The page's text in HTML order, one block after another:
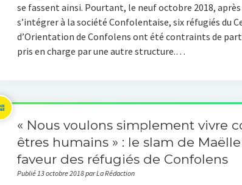
se fassent ainsi. Pourtant, le neuf octobre 2018,
s’intégrer à la société Confolentaise, six réfugiés du
d’Orientation de Confolens ont été contraints de
pris en charge par une autre structure.…
« Nous voulons simplement vivre
êtres humains » : le slam de
faveur des réfugiés de Confolens
Publié 13 octobre 2018 par La Rédaction